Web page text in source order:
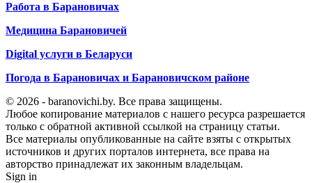
Работа в Барановичах
Медицина Барановичей
Digital услуги в Беларуси
Погода в Барановичах и Барановичском районе
© 2026 - baranovichi.by. Все права защищены.
Любое копирование материалов с нашего ресурса разрешается
только с обратной активной ссылкой на страницу статьи.
Все материалы опубликованные на сайте взяты с открытых
источников и других порталов интернета, все права на
авторство принадлежат их законным владельцам.
Sign in